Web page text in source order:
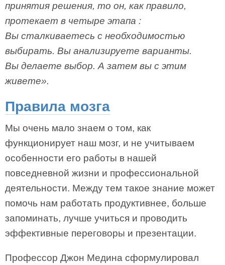
принятия решения, то он, как правило,
протекает в четыре этапа :
Вы сталкиваетесь с необходимостью
выбирать. Вы анализируете варианты.
Вы делаете выбор. А затем вы с этим
живете».
Правила мозга
Мы очень мало знаем о том, как
функционирует наш мозг, и не учитываем
особенности его работы в нашей
повседневной жизни и профессиональной
деятельности. Между тем такое знание может
помочь нам работать продуктивнее, больше
запоминать, лучше учиться и проводить
эффективные переговоры и презентации.
Профессор Джон Медина сформулировал